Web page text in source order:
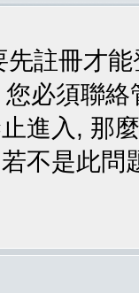
註冊才
必須聯
進入, 那
不是此